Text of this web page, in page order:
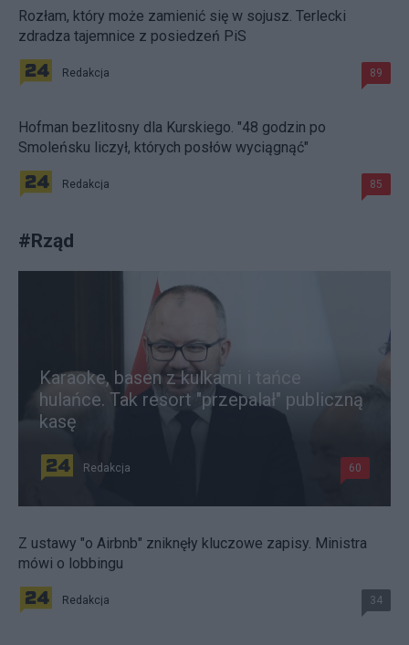
Rozłam, który może zamienić się w sojusz. Terlecki
zdradza tajemnice z posiedzeń PiS
Redakcja 89
Hofman bezlitosny dla Kurskiego. "48 godzin po
Smoleńsku liczył, których posłów wyciągnąć"
Redakcja 85
#Rząd
Karaoke, basen z kulkami i tańce
hulańce. Tak resort "przepalał" publiczną
kasę
Redakcja 60
Z ustawy "o Airbnb" zniknęły kluczowe zapisy. Ministra
mówi o lobbingu
Redakcja 34